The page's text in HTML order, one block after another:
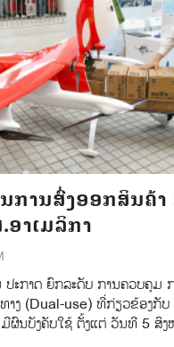
ການສົ່ງອອກສິນຄ້
ອາເມລິກາ
ປະກາດ ຍົກລະດັບ ການຄວບຄຸມ
າງ (Dual-use) ທີ່ກ່ຽວຂ້ອງກັບ
ຜົນບັງຄັບໃຊ້ ຕັ້ງແຕ່ ວັນທີ 5 ສິງ